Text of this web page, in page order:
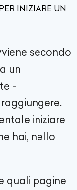
INIZIARE UN
secondo
un
-
iniziare
hai, nello
quali pagine